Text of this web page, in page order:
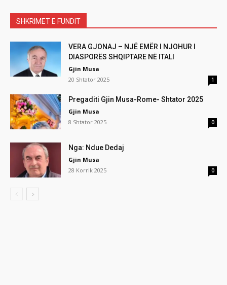
SHKRIMET E FUNDIT
VERA GJONAJ – NJË EMËR I NJOHUR I
DIASPORËS SHQIPTARE NË ITALI
Gjin Musa
20 Shtator 2025
1
Pregaditi Gjin Musa-Rome- Shtator 2025
Gjin Musa
8 Shtator 2025
0
Nga: Ndue Dedaj
Gjin Musa
28 Korrik 2025
0